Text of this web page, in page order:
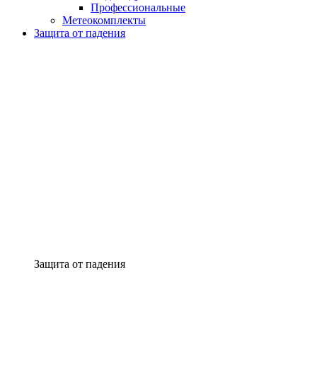
Профессиональные
Метеокомплекты
Защита от падения
Защита от падения